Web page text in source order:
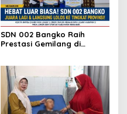
SDN 002 Bangko Raih
Prestasi Gemilang di
Provinsi